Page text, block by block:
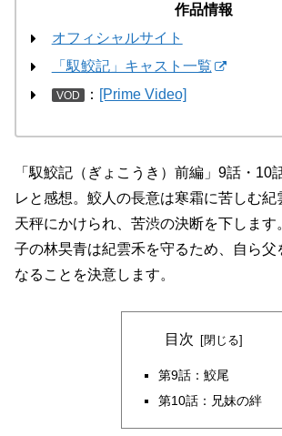
作品情報
オフィシャルサイト
「馭鮫記」キャスト一覧
VOD ： [Prime Video]
「馭鮫記（ぎょこうき）前編」9話・10
レと感想。鮫人の長意は寒霜に苦しむ紀
天秤にかけられ、苦渋の決断を下します
子の林旲青は紀雲禾を守るため、自ら父
なることを決意します。
目次
第9話：鮫尾
第10話：兄妹の絆